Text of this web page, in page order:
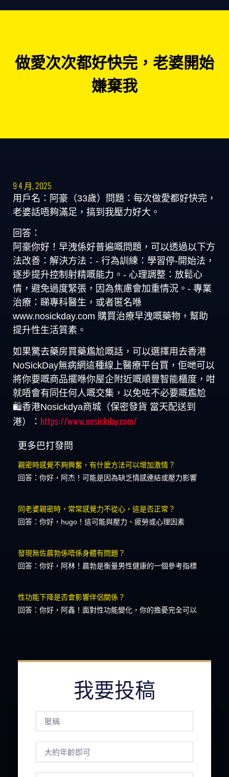
做愛次次都好快完，老婆開始
嫌棄我
9 4 月, 2025
用戶名：阿豪（33歲）問題：每次做愛都好快完，
老婆話唔夠滿足，搞到我壓力好大。
回答：
阿豪你好！早洩係好普遍嘅問題，可以透過以下方
法改善：解決方法：- 行為訓練：學習停-開始法，
逐步提升控制射精嘅能力。- 心理調整：放鬆心
情，避免過度緊張，因為焦慮會加重情況。- 專業
治療：睇專科醫生，或者匿名喺
www.nosickday.com 購買治療早洩嘅藥物，幫助
提升性生活質素。
如果驚去藥房買藥尷尬嘅話，可以選擇用去香港
NoSickDay無病網這種線上醫療平台買，佢哋可以
將你要嘅商品擺喺你屋企附近嘅順豐智能櫃度，咁
就唔會有同任何人嘅交集，以免咗不必要嘅尷尬
🛍️香港Nosickdya商城（保密發貨 當天配送到
港）： https://www.nosickday.com/
更多巴打發問
親密時感覺不夠興奮，有什麼方法可以增加激情？
回答：你好，阿杰！可能是因為缺乏情感連結或壓力影響
同老婆親密時，常常感覺力不從心，這是否正常？
回答：你好，hugo！這可能與壓力、疲勞或心理因素
發現無佐晨勃係唔係身體有問題？
回答：你好，阿林！晨勃是衡量男性健康的一個參考指標
性功能下降是否會影響伴侶關係？
回答：你好，阿鑫！面對性功能變化，你的擔憂完全可以
我要投稿